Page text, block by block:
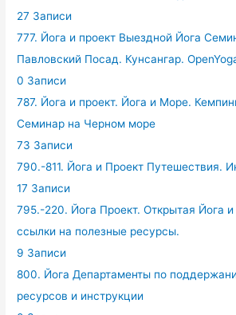
27 Записи
777. Йога и проект Выездной Йога
Павловский Посад. Кунсангар.
0 Записи
787. Йога и проект. Йога и Море.
Семинар на Черном море
73 Записи
790.-811. Йога и Проект Путешествия.
17 Записи
795.-220. Йога Проект. Открытая Йога
ссылки на полезные ресурсы.
9 Записи
800. Йога Департаменты по
ресурсов и инструкции